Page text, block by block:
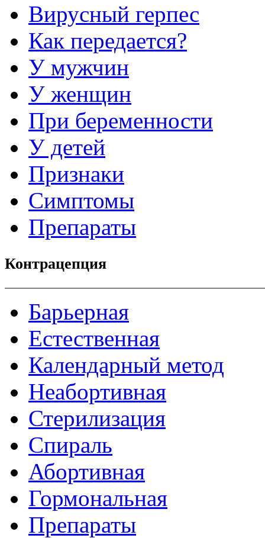
Вирусный герпес
Как передается?
У мужчин
У женщин
При беременности
У детей
Признаки
Симптомы
Препараты
Контрацепция
Барьерная
Естественная
Календарный метод
Неабортивная
Стерилизация
Спираль
Абортивная
Гормональная
Препараты